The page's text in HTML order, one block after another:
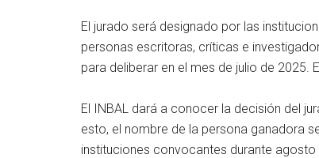
El jurado será designado por las
personas escritoras, críticas e
para deliberar en el mes de julio de 2025.
El INBAL dará a conocer la decisión del
esto, el nombre de la persona ganadora
instituciones convocantes durante